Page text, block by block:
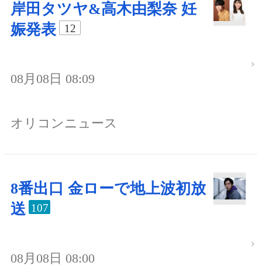
岸田タツヤ&高木由梨奈 妊
娠発表
12
08月08日 08:09
オリコンニュース
8番出口 金ローで地上波初放
送 107
08月08日 08:00